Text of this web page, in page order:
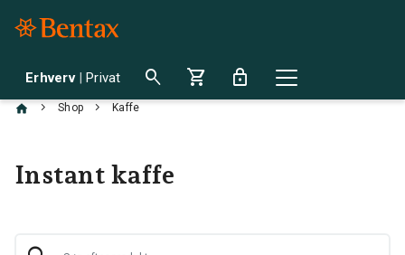
Erhverv | Privat search shopping_cart lock
chevron_right Shop chevron_right Kaffe
Instant kaffe